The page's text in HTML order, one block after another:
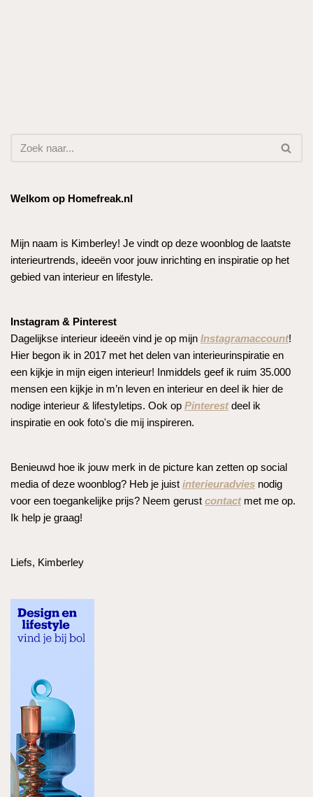
Welkom op Homefreak.nl
Mijn naam is Kimberley! Je vindt op deze woonblog de laatste
interieurtrends, ideeën voor jouw inrichting en inspiratie op het
gebied van interieur en lifestyle.
Instagram & Pinterest
Dagelijkse interieur ideeën vind je op mijn Instagramaccount!
Hier begon ik in 2017 met het delen van interieurinspiratie en
een kijkje in mijn eigen interieur! Inmiddels geef ik ruim 35.000
mensen een kijkje in m’n leven en interieur en deel ik hier de
nodige interieur & lifestyletips. Ook op Pinterestdeel ik
inspiratie en ook foto's die mij inspireren.
Benieuwd hoe ik jouw merk in de picture kan zetten op social
media of deze woonblog? Heb je juist interieuradvies nodig
voor een toegankelijke prijs? Neem gerust contactmet me op.
Ik help je graag!
Liefs, Kimberley